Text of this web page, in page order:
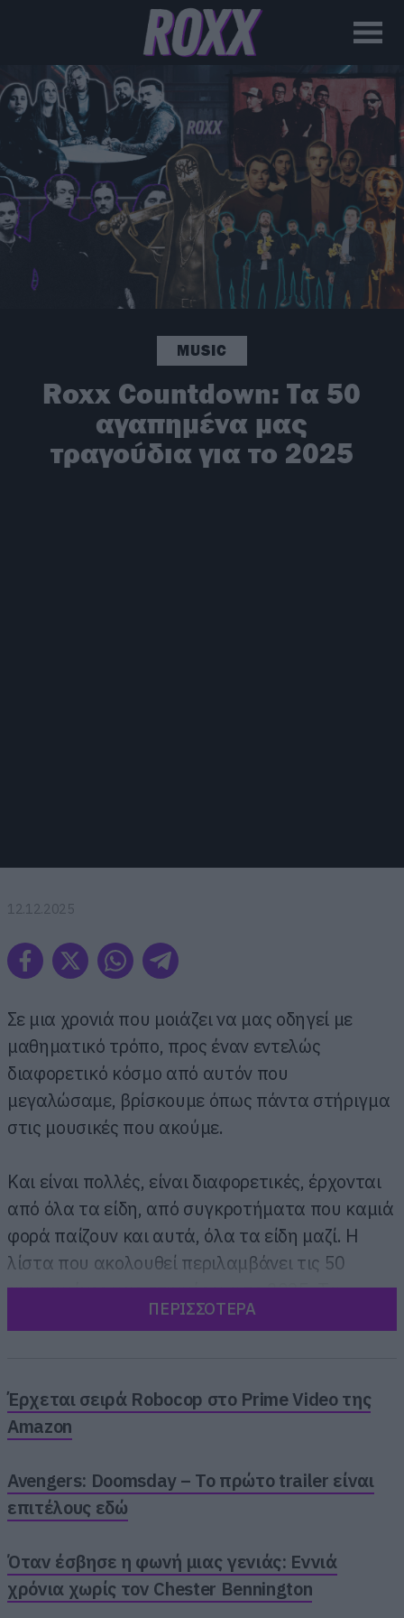
MUSIC
Roxx Countdown: Τα 50
αγαπημένα μας
τραγούδια για το 2025
12.12.2025
Σε μια χρονιά που μοιάζει να μας οδηγεί με
μαθηματικό τρόπο, προς έναν εντελώς
διαφορετικό κόσμο από αυτόν που
μεγαλώσαμε, βρίσκουμε όπως πάντα στήριγμα
στις μουσικές που ακούμε.
Και είναι πολλές, είναι διαφορετικές, έρχονται
από όλα τα είδη, από συγκροτήματα που καμιά
φορά παίζουν και αυτά, όλα τα είδη μαζί. Η
λίστα που ακολουθεί περιλαμβάνει τις 50
αγαπημένες μας στιγμές για το 2025. Τα
τραγούδια που μας σημάδεψαν περισσότερο
ΠΕΡΙΣΣΟΤΕΡΑ
Έρχεται σειρά Robocop στο Prime Video της
Amazon
Avengers: Doomsday – Το πρώτο trailer είναι
επιτέλους εδώ
Όταν έσβησε η φωνή μιας γενιάς: Εννιά
χρόνια χωρίς τον Chester Bennington